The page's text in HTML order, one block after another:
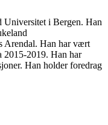
Universitet i Bergen. Han
Arendal. Han har vært
2015-2019. Han har
Han holder foredrag